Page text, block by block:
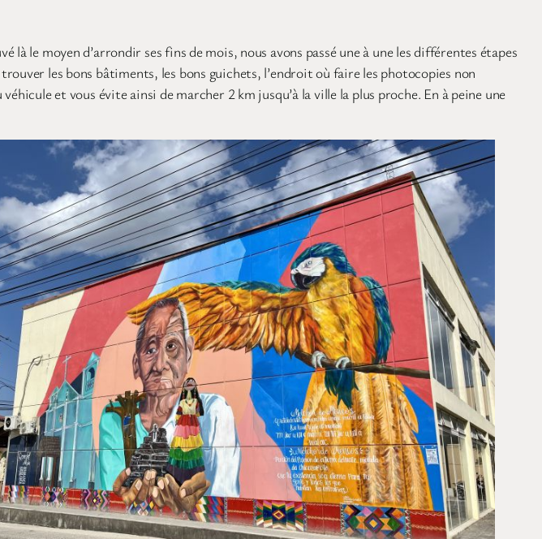
le moyen d’arrondir ses fins de mois, nous avons passé une à une les différentes étapes
les bons bâtiments, les bons guichets, l’endroit où faire les photocopies non
et vous évite ainsi de marcher 2 km jusqu’à la ville la plus proche. En à peine une